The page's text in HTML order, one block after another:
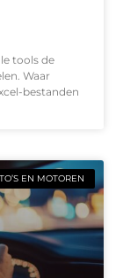
tools de
Waar
bestanden
EN MOTOREN